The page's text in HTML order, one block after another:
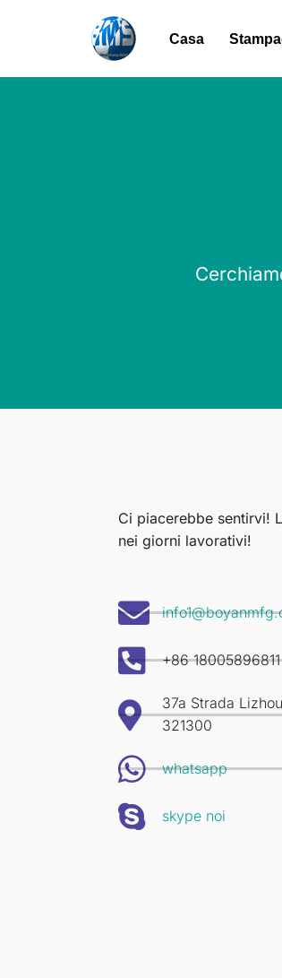
Casa
Ci piacerebbe sentirvi!
nei giorni lavorativi!
+86 18005896811
37a Strada
321300
whatsapp
skype noi